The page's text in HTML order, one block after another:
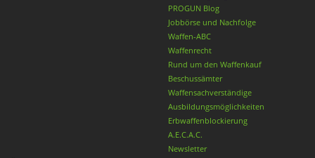
PROGUN Blog
Jobbörse und Nachfolge
Waffen-ABC
Waffenrecht
Rund um den Waffenkauf
Beschussämter
Waffensachverständige
Ausbildungsmöglichkeiten
Erbwaffenblockierung
A.E.C.A.C.
Newsletter